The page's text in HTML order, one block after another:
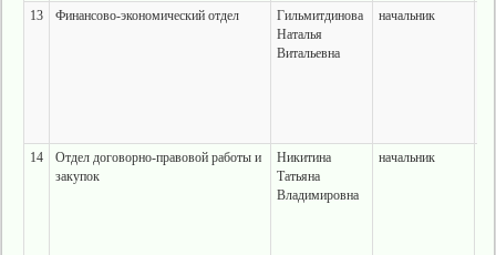
13
Финансово-экономический отдел
Гильмитдинова
Наталья
Витальевна
начальник
14
Отдел договорно-правовой работы и
закупок
Никитина
Татьяна
Владимировна
начальник